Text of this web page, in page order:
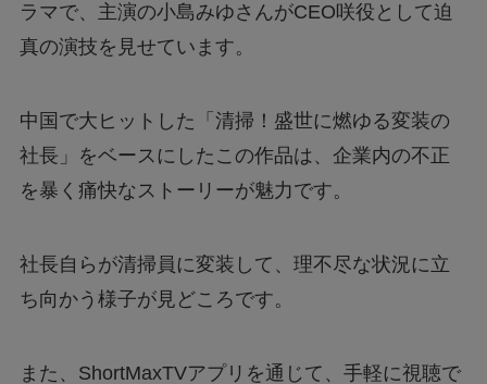
ラマで、主演の小島みゆさんがCEO咲役として迫
真の演技を見せています。
中国で大ヒットした「清掃！盛世に燃ゆる変装の
社長」をベースにしたこの作品は、企業内の不正
を暴く痛快なストーリーが魅力です。
社長自らが清掃員に変装して、理不尽な状況に立
ち向かう様子が見どころです。
また、ShortMaxTVアプリを通じて、手軽に視聴で